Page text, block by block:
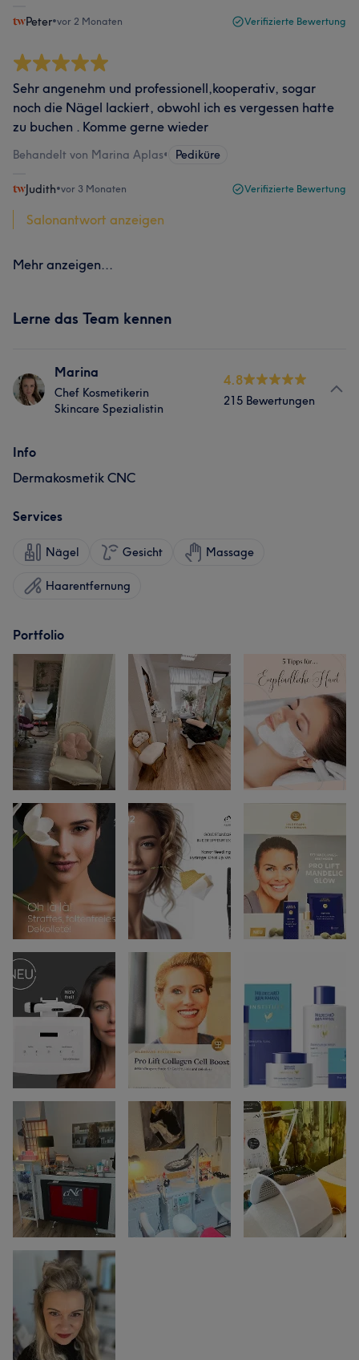
Peter•vor 2 Monaten Verifizierte Bewertung
Sehr angenehm und professionell,kooperativ, sogar
noch die Nägel lackiert, obwohl ich es vergessen hatte
zu buchen . Komme gerne wieder
Behandelt von Marina Aplas• Pediküre
Judith•vor 3 Monaten Verifizierte Bewertung
Salonantwort anzeigen
Mehr anzeigen...
Lerne das Team kennen
Marina
Chef Kosmetikerin
Skincare Spezialistin
4.8
215 Bewertungen
Info
Dermakosmetik CNC
Services
Nägel Gesicht Massage
Haarentfernung
Portfolio